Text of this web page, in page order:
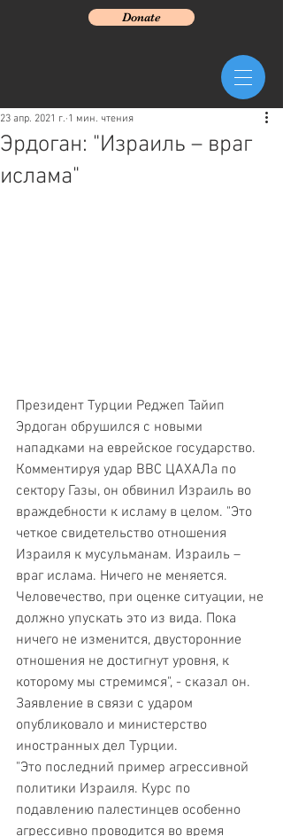
Donate
Эрдоган: "Израиль – враг
ислама"
23 апр. 2021 г. 1 мин. чтения
Президент Турции Реджеп Тайип
Эрдоган обрушился с новыми
нападками на еврейское государство.
Комментируя удар ВВС ЦАХАЛа по
сектору Газы, он обвинил Израиль во
враждебности к исламу в целом. "Это
четкое свидетельство отношения
Израиля к мусульманам. Израиль –
враг ислама. Ничего не меняется.
Человечество, при оценке ситуации, не
должно упускать это из вида. Пока
ничего не изменится, двусторонние
отношения не достигнут уровня, к
которому мы стремимся", - сказал он.
Заявление в связи с ударом
опубликовало и министерство
иностранных дел Турции.
"Это последний пример агрессивной
политики Израиля. Курс по
подавлению палестинцев особенно
агрессивно проводится во время